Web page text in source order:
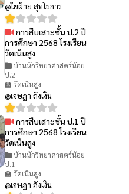
@ใยฝ้าย สุทโธการ
การสืบเสาะชั้น ป.2 ปี
การศึกษา 2568 โรงเรียน
วัดเนินสูง
บ้านนักวิทยาศาสตร์น้อย
ป.2
🏫 วัดเนินสูง
@เจษฎา ถังเงิน
การสืบเสาะชั้น ป.1 ปี
การศึกษา 2568 โรงเรียน
วัดเนินสูง
บ้านนักวิทยาศาสตร์น้อย
ป.1
🏫 วัดเนินสูง
@เจษฎา ถังเงิน